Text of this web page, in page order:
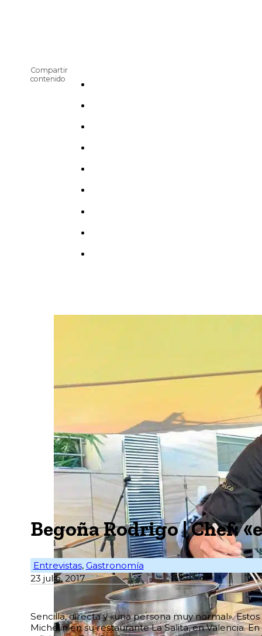
Compartir
contenido
Begoña Rodrigo | Chef:
Entrevistas, Gastronomía
23 julio, 2017
Sencilla, directa y «una persona muy normal».
Michelin en su restaurante La Salita, en Valencia.